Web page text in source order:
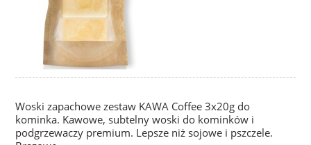
Woski zapachowe zestaw KAWA Coffee 3x20g do
kominka. Kawowe, subtelny woski do kominków i
podgrzewaczy premium. Lepsze niż sojowe i pszczele.